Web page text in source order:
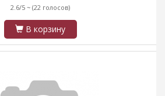
2.6/5 ~ (22 голосов)
В корзину